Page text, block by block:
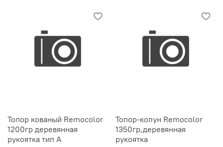
Топор кованый Remocolor
1200гр деревянная
рукоятка тип А
Топор-колун Remocolor
1350гр,деревянная
рукоятка